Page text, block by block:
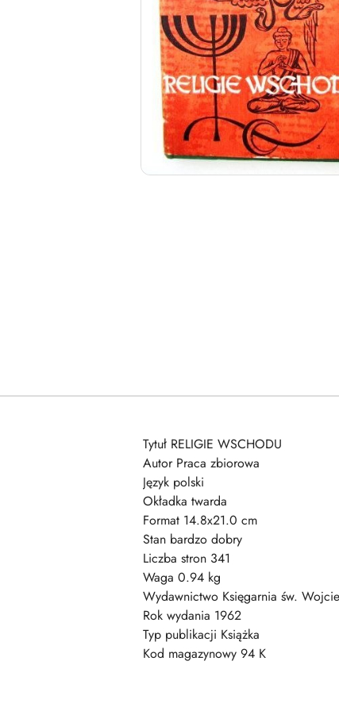
Tytuł RELIGIE WSCHODU
Autor Praca zbiorowa
Język polski
Okładka twarda
Format 14.8x21.0 cm
Stan bardzo dobry
Liczba stron 341
Waga 0.94 kg
Wydawnictwo Księgarnia św.
Rok wydania 1962
Typ publikacji Książka
Kod magazynowy 94 K